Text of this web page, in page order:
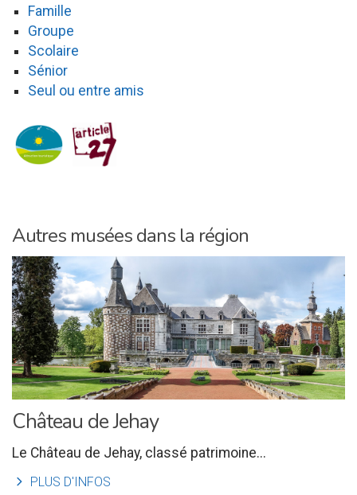
Famille
Groupe
Scolaire
Sénior
Seul ou entre amis
Autres musées dans la région
Château de Jehay
Le Château de Jehay, classé patrimoine...
l PLUS D'INFOS